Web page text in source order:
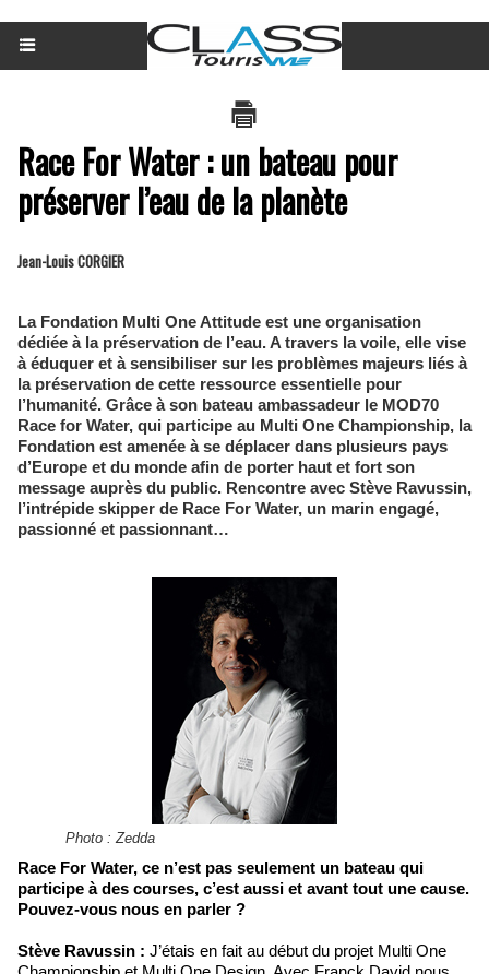
Race For Water : un bateau pour
préserver l’eau de la planète
Jean-Louis CORGIER
La Fondation Multi One Attitude est une organisation
dédiée à la préservation de l’eau. A travers la voile, elle vise
à éduquer et à sensibiliser sur les problèmes majeurs liés à
la préservation de cette ressource essentielle pour
l’humanité. Grâce à son bateau ambassadeur le MOD70
Race for Water, qui participe au Multi One Championship, la
Fondation est amenée à se déplacer dans plusieurs pays
d’Europe et du monde afin de porter haut et fort son
message auprès du public. Rencontre avec Stève Ravussin,
l’intrépide skipper de Race For Water, un marin engagé,
passionné et passionnant…
Photo : Zedda
Race For Water, ce n’est pas seulement un bateau qui
participe à des courses, c’est aussi et avant tout une cause.
Pouvez-vous nous en parler ?
Stève Ravussin : J’étais en fait au début du projet Multi One